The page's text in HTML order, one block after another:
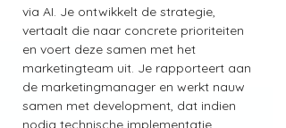
via AI. Je ontwikkelt de strategie,
vertaalt die naar concrete prioriteiten
en voert deze samen met het
marketingteam uit. Je rapporteert aan
de marketingmanager en werkt nauw
samen met development, dat indien
nodig technische implementatie